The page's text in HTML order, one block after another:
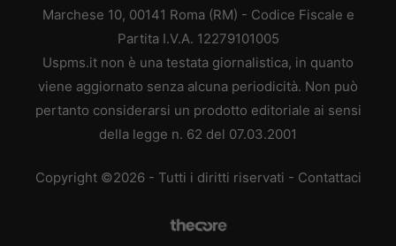
Marchese 10, 00141 Roma (RM) - Codice Fiscale e
Partita I.V.A. 12279101005
Uspms.it non è una testata giornalistica, in quanto
viene aggiornato senza alcuna periodicità. Non può
pertanto considerarsi un prodotto editoriale ai sensi
della legge n. 62 del 07.03.2001
Copyright ©2026 - Tutti i diritti riservati - Contattaci